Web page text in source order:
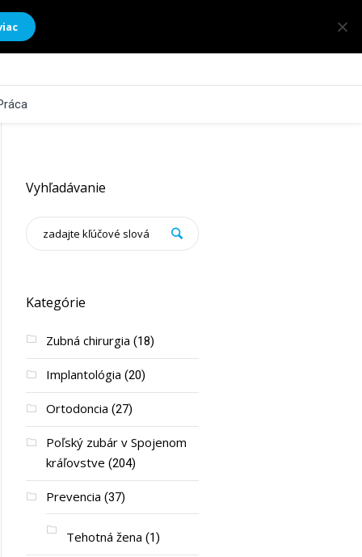
Vyhľadávanie
Kategórie
Zubná chirurgia (18)
Implantológia (20)
Ortodoncia (27)
Poľský zubár v Spojenom
kráľovstve (204)
Prevencia (37)
Tehotná žena (1)